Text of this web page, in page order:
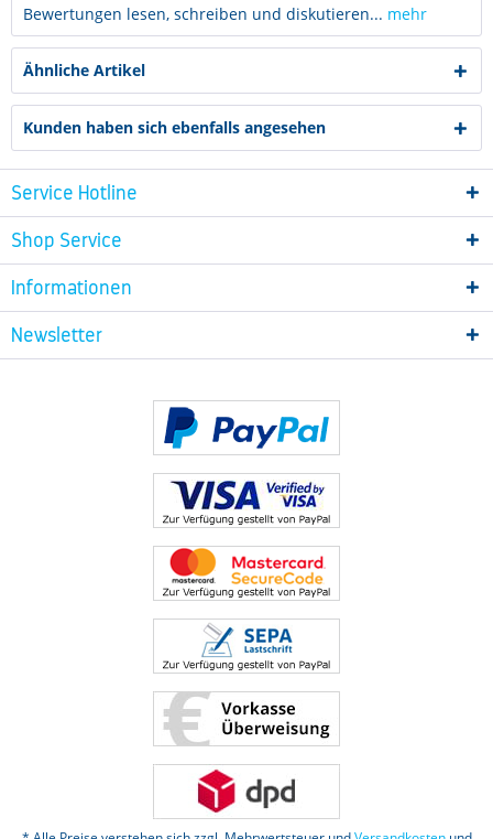
Bewertungen lesen, schreiben und diskutieren... mehr
Ähnliche Artikel
Kunden haben sich ebenfalls angesehen
Service Hotline
Shop Service
Informationen
Newsletter